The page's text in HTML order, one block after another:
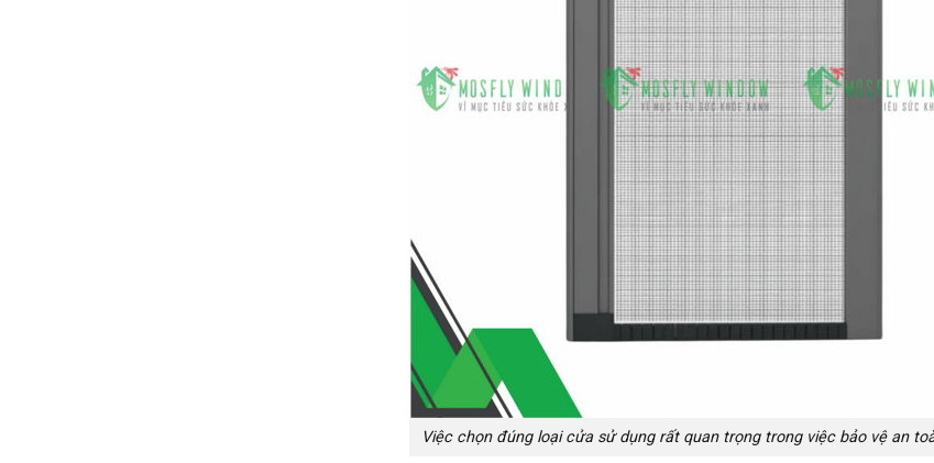
Việc chọn đúng loại cửa sử dụng rất quan trọng trong việc bảo vệ an